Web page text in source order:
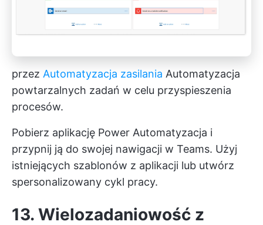
przez Automatyzacja zasilania Automatyzacja
powtarzalnych zadań w celu przyspieszenia
procesów.
Pobierz aplikację Power Automatyzacja i
przypnij ją do swojej nawigacji w Teams. Użyj
istniejących szablonów z aplikacji lub utwórz
spersonalizowany cykl pracy.
13. Wielozadaniowość z